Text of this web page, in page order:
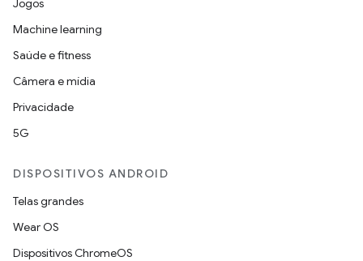
Jogos
Machine learning
Saúde e fitness
Câmera e mídia
Privacidade
5G
DISPOSITIVOS ANDROID
Telas grandes
Wear OS
Dispositivos ChromeOS